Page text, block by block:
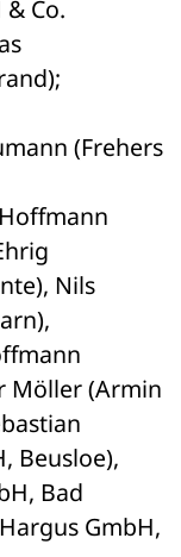
Co.
(Frehers
Nils
Möller (Armin
Beusloe),
Bad
GmbH,